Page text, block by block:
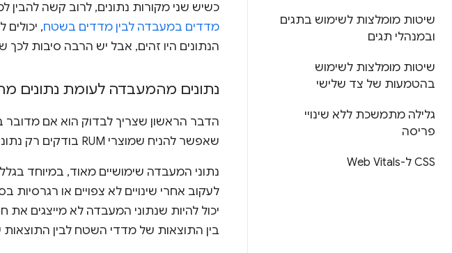
שיטות מומלצות לשימוש בתגים
ובמנהלי תגים
שיטות מומלצות לשימוש
בהטמעות של צד שלישי
גלילה מתמשכת ללא שינויי
פריסה
CSS ל-Web Vitals
כשיש שני מקורות נתונים, לרוב קשה
מדדים במעבדה לבין מדדים בשטח,
הנתונים היו זהים, אבל יש הרבה סיבות לכך
נתונים מהמעבדה לעומת נתונים
שאפשר להניח שמוצרי RUM בודקים רק נתונים מהשדה, אבל רבים מהם מציעים גם רכיב מעבדה.
נתוני המעבדה שימושיים מאוד, במיוחד
לעקוב אחרי שינויים לא צפויים או
יכול להיות שנתוני המעבדה לא מייצגים את
בין התוצאות של מדדי השטח לבין